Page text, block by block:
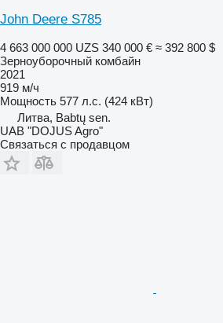
John Deere S785
4 663 000 000 UZS 340 000 € ≈ 392 800 $
Зерноуборочный комбайн
2021
919 м/ч
Мощность 577 л.с. (424 кВт)
Литва, Babtų sen.
UAB "DOJUS Agro"
Связаться с продавцом